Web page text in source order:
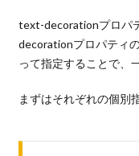
text-decorationプロパ
decorationプロパティ
って指定することで、
まずはそれぞれの個別